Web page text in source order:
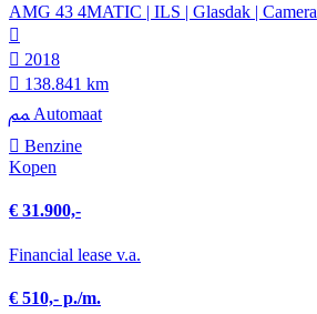
AMG 43 4MATIC | ILS | Glasdak | Camera
2018
138.841 km
Automaat
Benzine
Kopen
€ 31.900,-
Financial lease v.a.
€ 510,- p./m.